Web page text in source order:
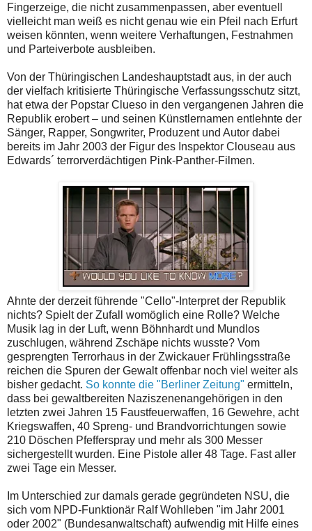
Fingerzeige, die nicht zusammenpassen, aber eventuell
vielleicht man weiß es nicht genau wie ein Pfeil nach Erfurt
weisen könnten, wenn weitere Verhaftungen, Festnahmen
und Parteiverbote ausbleiben.
Von der Thüringischen Landeshauptstadt aus, in der auch
der vielfach kritisierte Thüringische Verfassungsschutz sitzt,
hat etwa der Popstar Clueso in den vergangenen Jahren die
Republik erobert – und seinen Künstlernamen entlehnte der
Sänger, Rapper, Songwriter, Produzent und Autor dabei
bereits im Jahr 2003 der Figur des Inspektor Clouseau aus
Edwards´ terrorverdächtigen Pink-Panther-Filmen.
Ahnte der derzeit führende "Cello"-Interpret der Republik
nichts? Spielt der Zufall womöglich eine Rolle? Welche
Musik lag in der Luft, wenn Böhnhardt und Mundlos
zuschlugen, während Zschäpe nichts wusste? Vom
gesprengten Terrorhaus in der Zwickauer Frühlingsstraße
reichen die Spuren der Gewalt offenbar noch viel weiter als
bisher gedacht. So konnte die "Berliner Zeitung" ermitteln,
dass bei gewaltbereiten Naziszenenangehörigen in den
letzten zwei Jahren 15 Faustfeuerwaffen, 16 Gewehre, acht
Kriegswaffen, 40 Spreng- und Brandvorrichtungen sowie
210 Döschen Pfefferspray und mehr als 300 Messer
sichergestellt wurden. Eine Pistole aller 48 Tage. Fast aller
zwei Tage ein Messer.
Im Unterschied zur damals gerade gegründeten NSU, die
sich vom NPD-Funktionär Ralf Wohlleben "im Jahr 2001
oder 2002" (Bundesanwaltschaft) aufwendig mit Hilfe eines